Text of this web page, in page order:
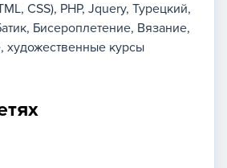
CSS) PHP Jquery Турецкий
Бисероплетение Вязание
художественные курсы